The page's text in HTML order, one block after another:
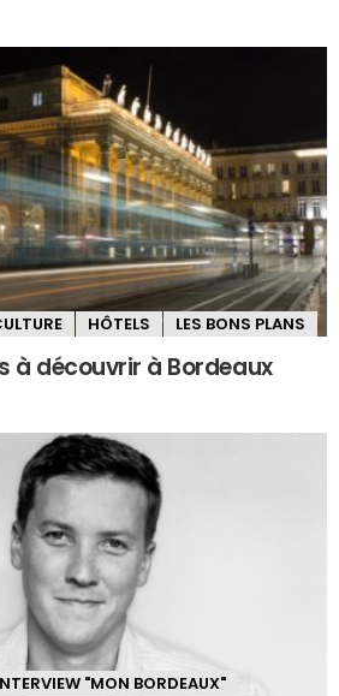
HÔTELS LES BONS PLANS
à découvrir à Bordeaux
"MON BORDEAUX"